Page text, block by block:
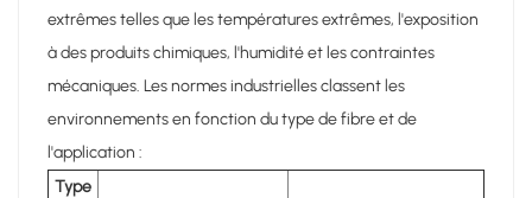
extrêmes telles que les températures extrêmes, l'exposition
à des produits chimiques, l'humidité et les contraintes
mécaniques. Les normes industrielles classent les
environnements en fonction du type de fibre et de
l'application :
Type